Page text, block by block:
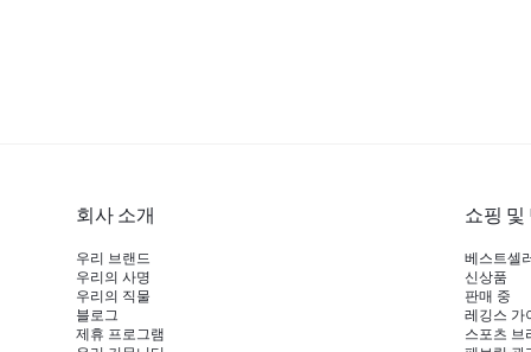
회사 소개
우리 브랜드
우리의 사명
우리의 직물
블로그
제휴 프로그램
쇼핑 및
베스트셀
신상품
판매 중
레깅스 가
스포츠 브